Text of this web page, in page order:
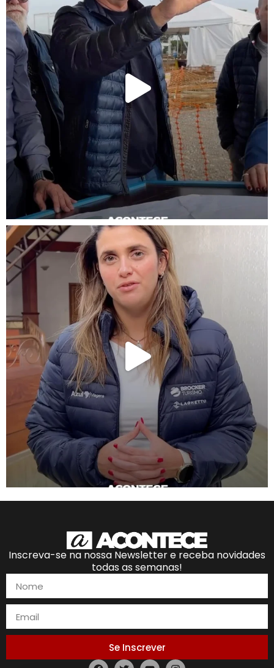
Inscreva-se na nossa Newsletter e receba novidades
todas as semanas!
Se Inscrever